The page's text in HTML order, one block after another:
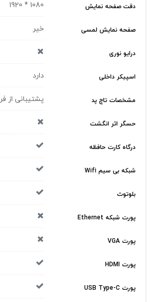
دقت صفحه نمایش 1080 * 1920
صفحه نمایش لمسی خیر
درایو نوری
اسپیکر داخلی دارد
مشخصات تاچ پد پشتیبانی از
حسگر اثر انگشت
درگاه کارت حافظه
شبکه بی سیم Wifi
بلوتوث
پورت شبکه Ethernet
پورت VGA
پورت HDMI
پورت USB Type-C